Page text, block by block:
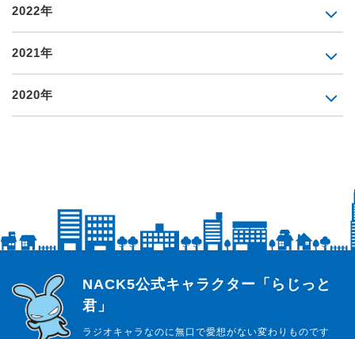
2022年
2021年
2020年
らじっと君
NACK5公式キャラクター「らじっと
君」
ラジオキャラなのに無口で愛想がない変わりものです